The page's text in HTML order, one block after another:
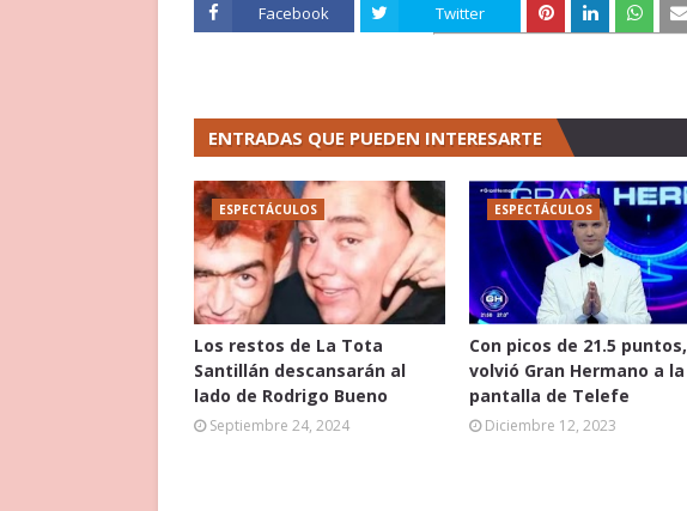
Facebook Twitter
ENTRADAS QUE PUEDEN INTERESARTE
ESPECTÁCULOS
Los restos de La Tota
Santillán descansarán al
lado de Rodrigo Bueno
Septiembre 24, 2024
ESPECTÁCULOS
Con picos de 21.5 puntos,
volvió Gran Hermano a la
pantalla de Telefe
Diciembre 12, 2023